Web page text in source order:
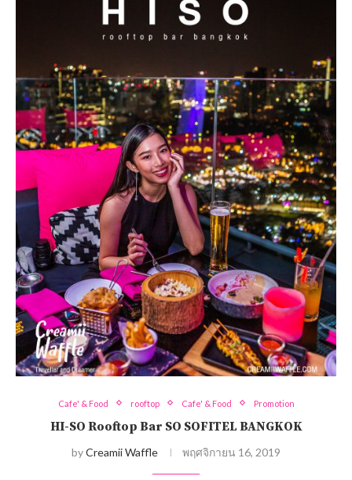
Cafe' & Food rooftop Cafe' & Food Promotion
HI-SO Rooftop Bar SO SOFITEL BANGKOK
byCreamii Waffle พฤศจิกายน 16, 2019